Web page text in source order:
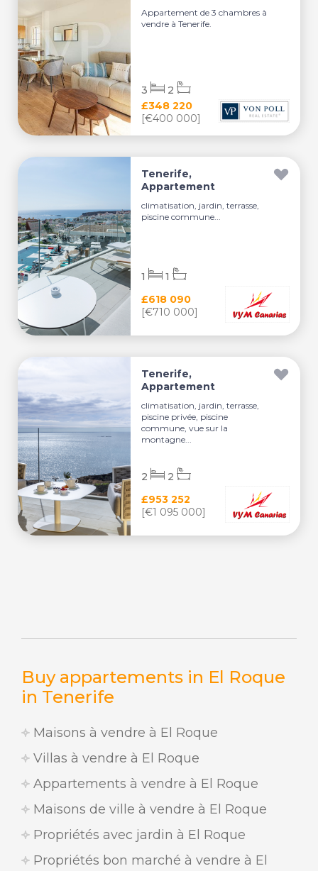
Buy appartements in El Roque
in Tenerife
Maisons à vendre à El Roque
Villas à vendre à El Roque
Appartements à vendre à El Roque
Maisons de ville à vendre à El Roque
Propriétés avec jardin à El Roque
Propriétés bon marché à vendre à El
Appartement de 3 chambres à
vendre à Tenerife.
£348 220
[€400 000]
3 2
Tenerife,
Appartement
climatisation, jardin, terrasse,
piscine commune...
£618 090
[€710 000]
1 1
Tenerife,
Appartement
climatisation, jardin, terrasse,
piscine privée, piscine
commune, vue sur la
montagne...
£953 252
[€1 095 000]
2 2